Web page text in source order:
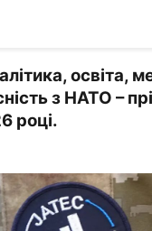
освіта,
з НАТО –
році.